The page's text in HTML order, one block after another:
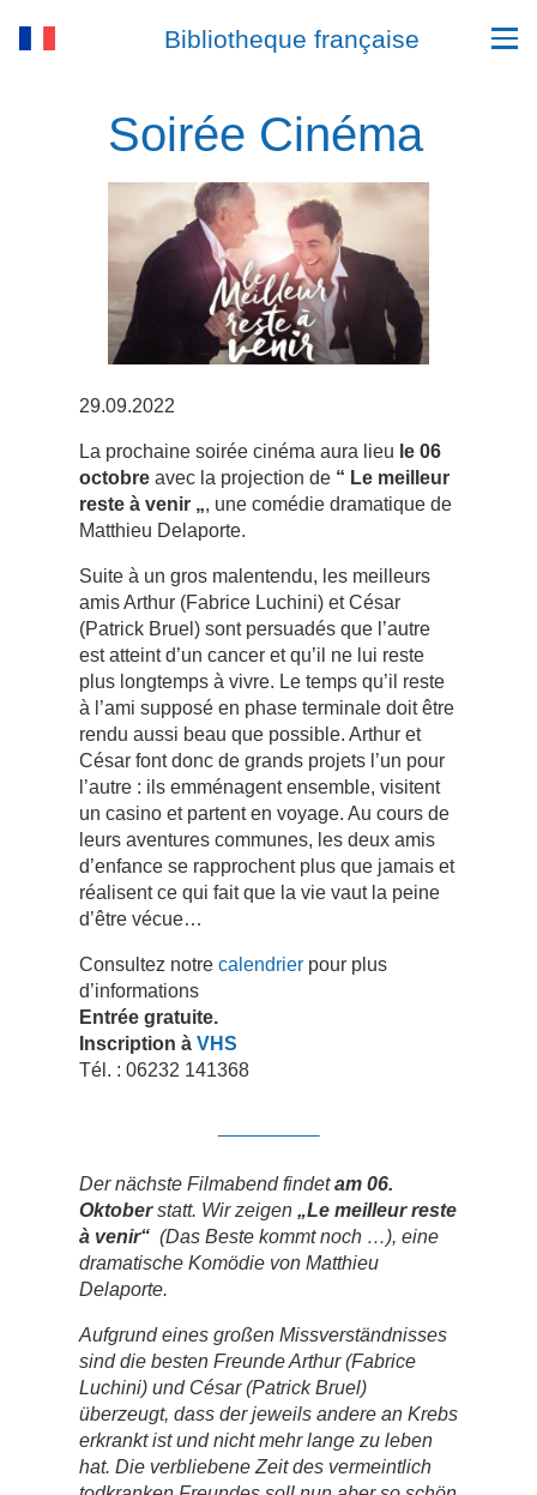
Bibliotheque française
Soirée Cinéma
29.09.2022
La prochaine soirée cinéma aura lieu le 06
octobre avec la projection de “ Le meilleur
reste à venir „, une comédie dramatique de
Matthieu Delaporte.
Suite à un gros malentendu, les meilleurs
amis Arthur (Fabrice Luchini) et César
(Patrick Bruel) sont persuadés que l’autre
est atteint d’un cancer et qu’il ne lui reste
plus longtemps à vivre. Le temps qu’il reste
à l’ami supposé en phase terminale doit être
rendu aussi beau que possible. Arthur et
César font donc de grands projets l’un pour
l’autre : ils emménagent ensemble, visitent
un casino et partent en voyage. Au cours de
leurs aventures communes, les deux amis
d’enfance se rapprochent plus que jamais et
réalisent ce qui fait que la vie vaut la peine
d’être vécue…
Consultez notre calendrierpour plus
d’informations
Entrée gratuite.
Inscription à VHS
Tél. : 06232 141368
Der nächste Filmabend findetam 06.
Oktoberstatt. Wir zeigen „Le meilleur reste
à venir“ (Das Beste kommt noch …), eine
dramatische Komödie von Matthieu
Delaporte.
Aufgrund eines großen Missverständnisses
sind die besten Freunde Arthur (Fabrice
Luchini) und César (Patrick Bruel)
überzeugt, dass der jeweils andere an Krebs
erkrankt ist und nicht mehr lange zu leben
hat. Die verbliebene Zeit des vermeintlich